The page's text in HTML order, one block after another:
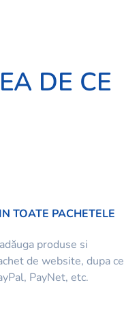
DE CE
TOATE PACHETELE
produse si
de website, dupa ce
PayNet, etc.